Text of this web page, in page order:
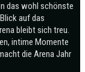
das wohl schönste
auf das
bleibt sich treu.
intime Momente
die Arena Jahr